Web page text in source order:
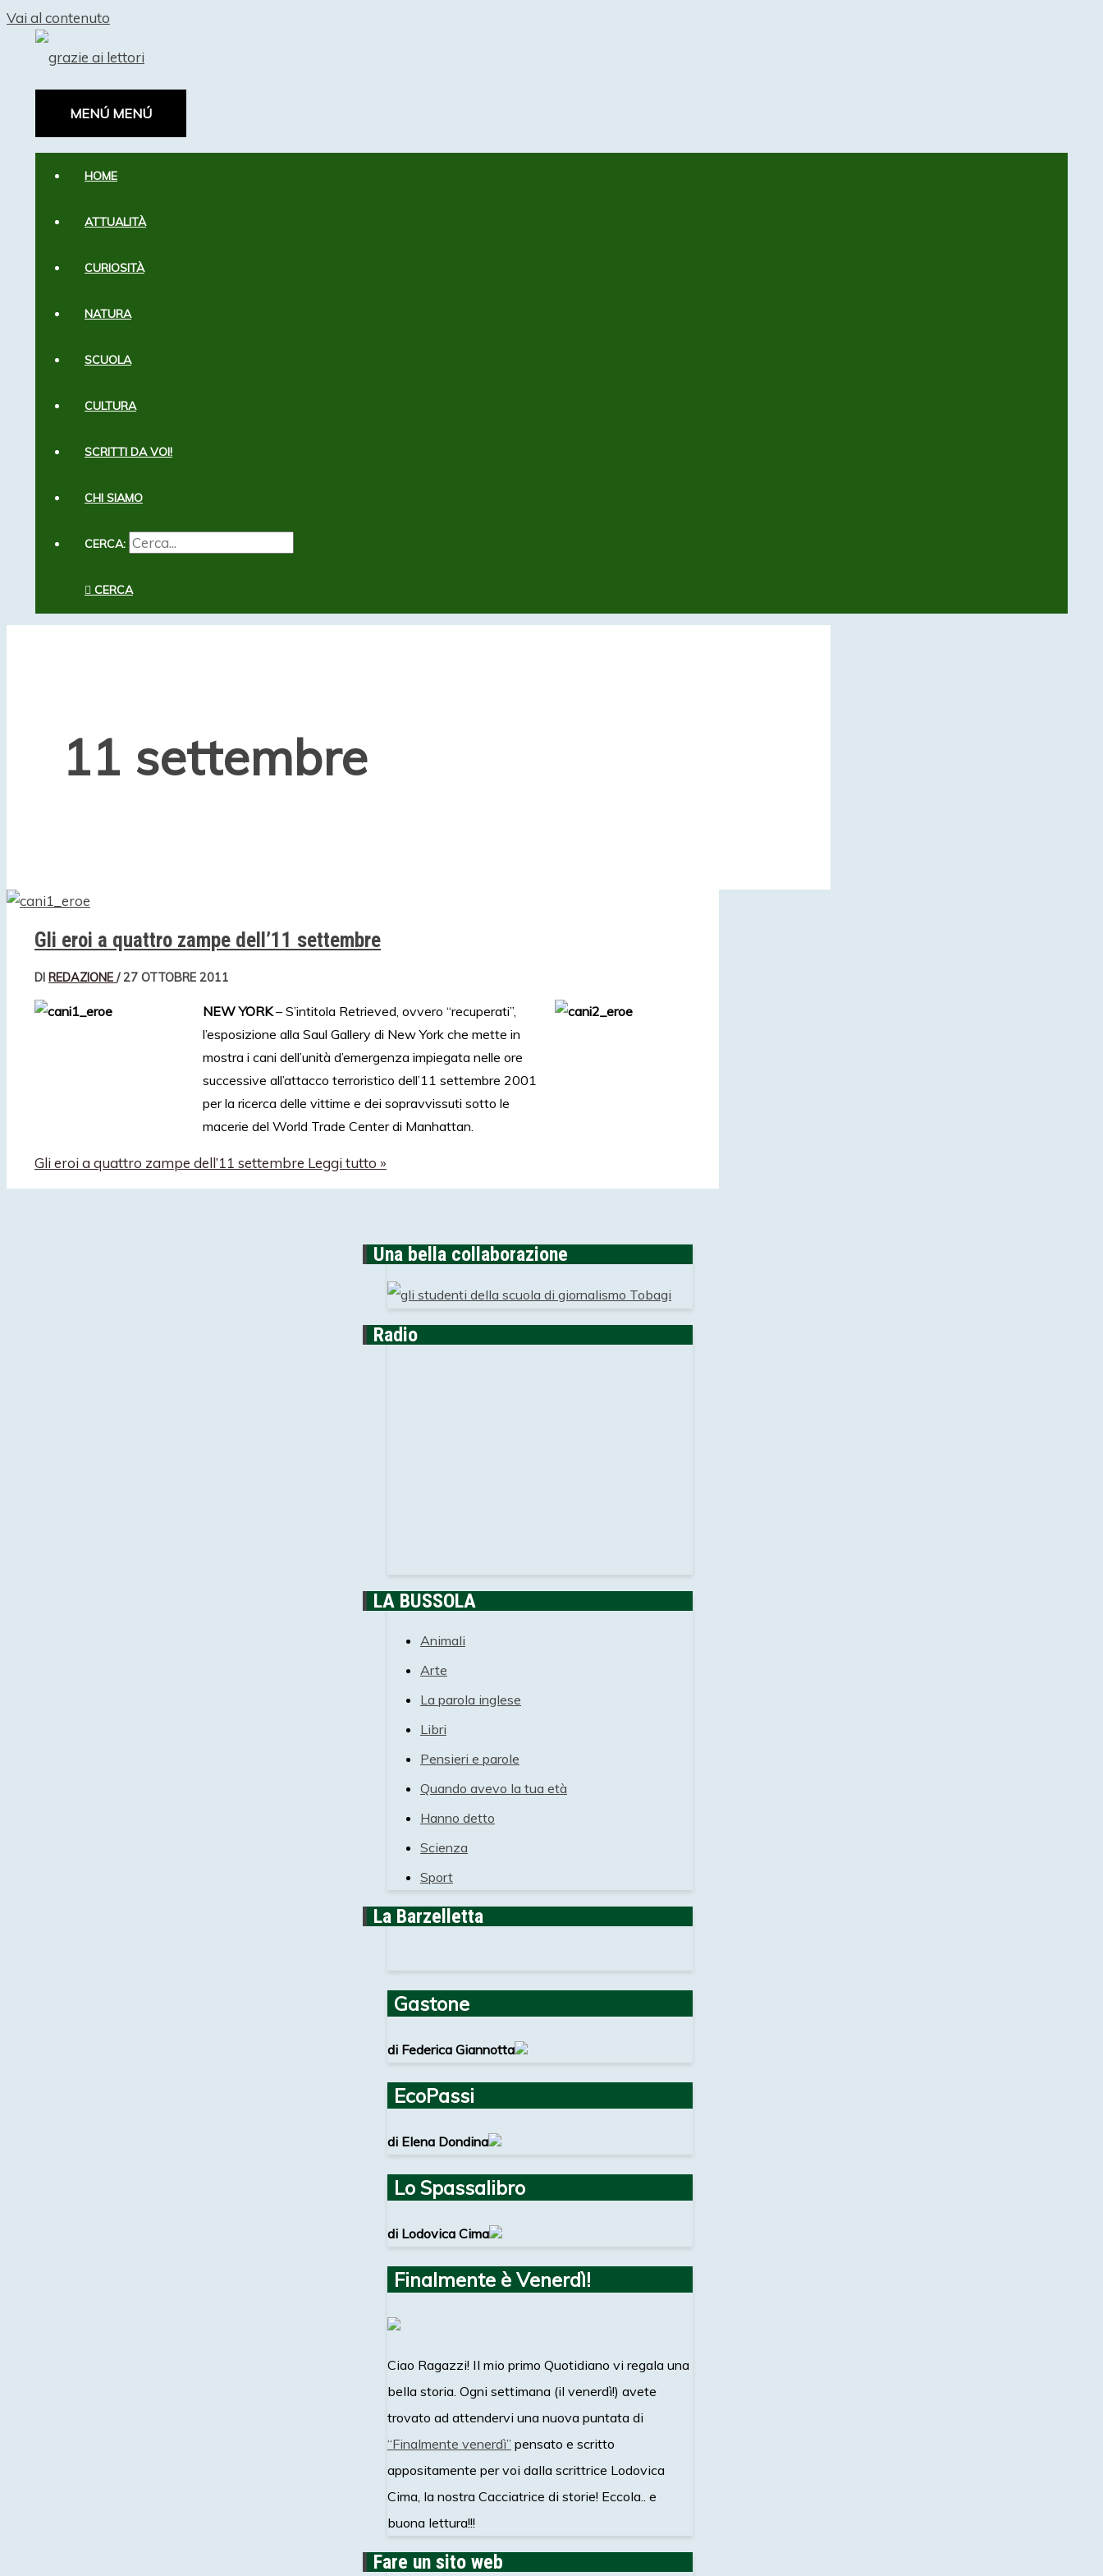
Vai al contenuto
MENÚ MENÚ
HOME
ATTUALITÀ
CURIOSITÀ
NATURA
SCUOLA
CULTURA
SCRITTI DA VOI!
CHI SIAMO
CERCA:
CERCA
11 settembre
Gli eroi a quattro zampe dell’11 settembre
DI REDAZIONE / 27 OTTOBRE 2011
NEW YORK– S’intitola Retrieved, ovvero “recuperati”,
l’esposizione alla Saul Gallery di New York che mette in
mostra i cani dell’unità d’emergenza impiegata nelle ore
successive all’attacco terroristico dell’11 settembre 2001
per la ricerca delle vittime e dei sopravvissuti sotto le
macerie del World Trade Center di Manhattan.
Gli eroi a quattro zampe dell’11 settembre Leggi tutto »
Una bella collaborazione
Radio
LA BUSSOLA
Animali
Arte
La parola inglese
Libri
Pensieri e parole
Quando avevo la tua età
Hanno detto
Scienza
Sport
La Barzelletta
Gastone
di Federica Giannotta
EcoPassi
di Elena Dondina
Lo Spassalibro
di Lodovica Cima
Finalmente è Venerdì!
Ciao Ragazzi! Il mio primo Quotidiano vi regala una
bella storia. Ogni settimana (il venerdì!) avete
trovato ad attendervi una nuova puntata di
“Finalmente venerdì” pensato e scritto
appositamente per voi dalla scrittrice Lodovica
Cima, la nostra Cacciatrice di storie! Eccola.. e
buona lettura!!!
Fare un sito web